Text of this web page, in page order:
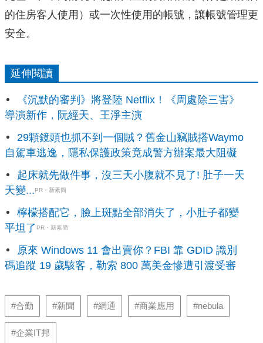
的住房客人使用）或一次性使用的帳號，讓帳號管理更
安全。
延伸閱讀
《沉默的審判》將登陸 Netflix！《周處除三害》
導演新作，阮經天、王淨主演
29顆鏡頭也抓不到一個賊？舊金山竊賊搭Waymo
自駕車逃逸，隱私保護政策竟成警方辦案最大阻礙
起床就先做件事，沒三天小腹就不見了! 肚子一天
天變...PR・新素簡
檸檬搭配它，臉上斑點全部消失了，小肚子都變
平坦了 PR・新素簡
原來 Windows 11 會出賣你？FBI 靠 GDID 識別
碼追蹤 19 歲駭客，勒索 800 萬美金慘遭引渡受審
#合勤 #新聞 #網通 #商業應用 #nebula
#企業IT邦